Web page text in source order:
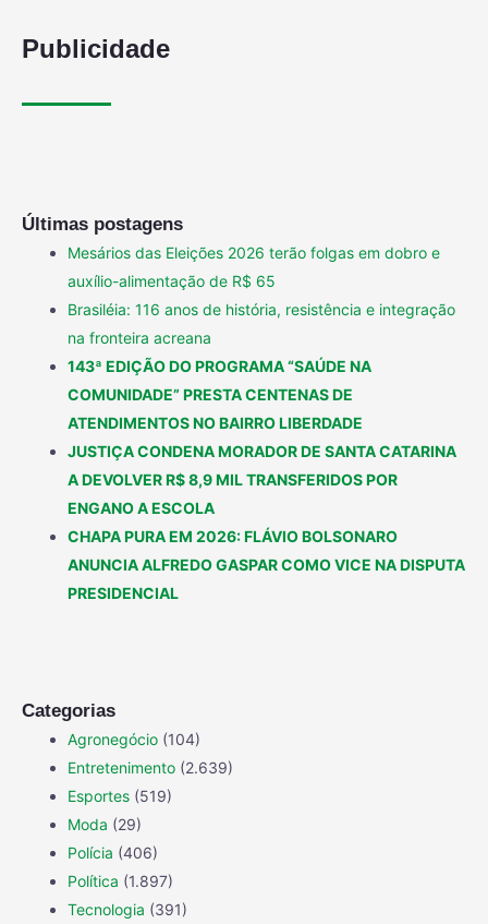
Publicidade
Últimas postagens
Mesários das Eleições 2026 terão folgas em dobro e
auxílio-alimentação de R$ 65
Brasiléia: 116 anos de história, resistência e integração
na fronteira acreana
143ª EDIÇÃO DO PROGRAMA “SAÚDE NA
COMUNIDADE” PRESTA CENTENAS DE
ATENDIMENTOS NO BAIRRO LIBERDADE
JUSTIÇA CONDENA MORADOR DE SANTA CATARINA
A DEVOLVER R$ 8,9 MIL TRANSFERIDOS POR
ENGANO A ESCOLA
CHAPA PURA EM 2026: FLÁVIO BOLSONARO
ANUNCIA ALFREDO GASPAR COMO VICE NA DISPUTA
PRESIDENCIAL
Categorias
Agronegócio (104)
Entretenimento (2.639)
Esportes (519)
Moda (29)
Polícia (406)
Política (1.897)
Tecnologia (391)